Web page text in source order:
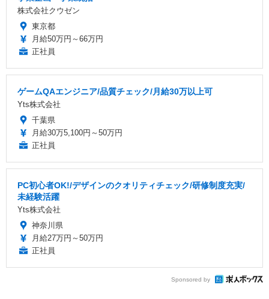
株式会社クウゼン
東京都
月給50万円～66万円
正社員
ゲームQAエンジニア/品質チェック/月給30万以上可
Yts株式会社
千葉県
月給30万5,100円～50万円
正社員
PC初心者OK!/デザインのクオリティチェック/研修制度充実/
未経験活躍
Yts株式会社
神奈川県
月給27万円～50万円
正社員
Sponsored by